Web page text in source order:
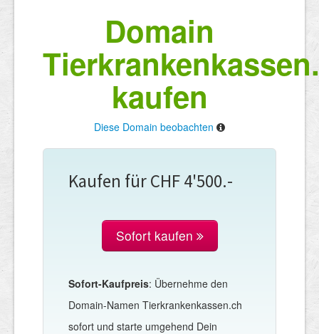
Domain
kaufen
Diese Domain beobachten
Kaufen für CHF 4'500.-
Sofort kaufen
Sofort-Kaufpreis: Übernehme den
Domain-Namen Tierkrankenkassen.ch
sofort und starte umgehend Dein